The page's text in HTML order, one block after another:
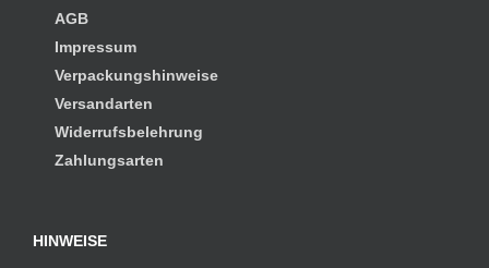
AGB
Impressum
Verpackungshinweise
Versandarten
Widerrufsbelehrung
Zahlungsarten
HINWEISE